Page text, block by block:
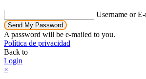
Username or
Send My Password
A password will be e-mailed to you.
Política de privacidad
Back to
Login
×